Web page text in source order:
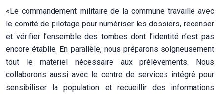
«Le commandement militaire de la commune travaille avec
le comité de pilotage pour numériser les dossiers, recenser
et vérifier l’ensemble des tombes dont l’identité n’est pas
encore établie. En parallèle, nous préparons soigneusement
tout le matériel nécessaire aux prélèvements. Nous
collaborons aussi avec le centre de services intégré pour
sensibiliser la population et recueillir des informations